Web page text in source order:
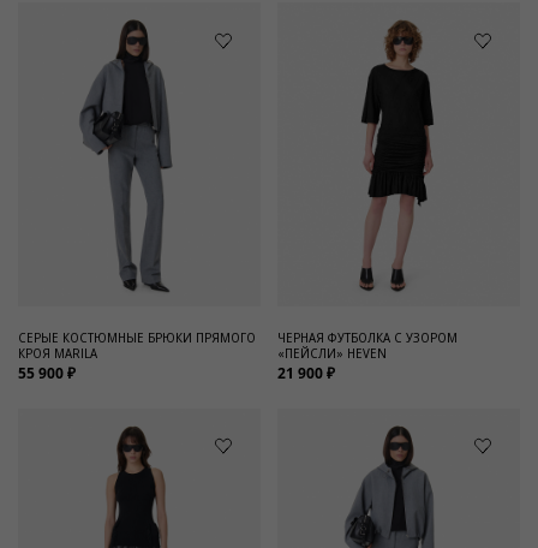
СЕРЫЕ КОСТЮМНЫЕ БРЮКИ ПРЯМОГО
КРОЯ MARILA
55 900 ₽
ЧЕРНАЯ ФУТБОЛКА С УЗОРОМ
«ПЕЙСЛИ» HEVEN
21 900 ₽